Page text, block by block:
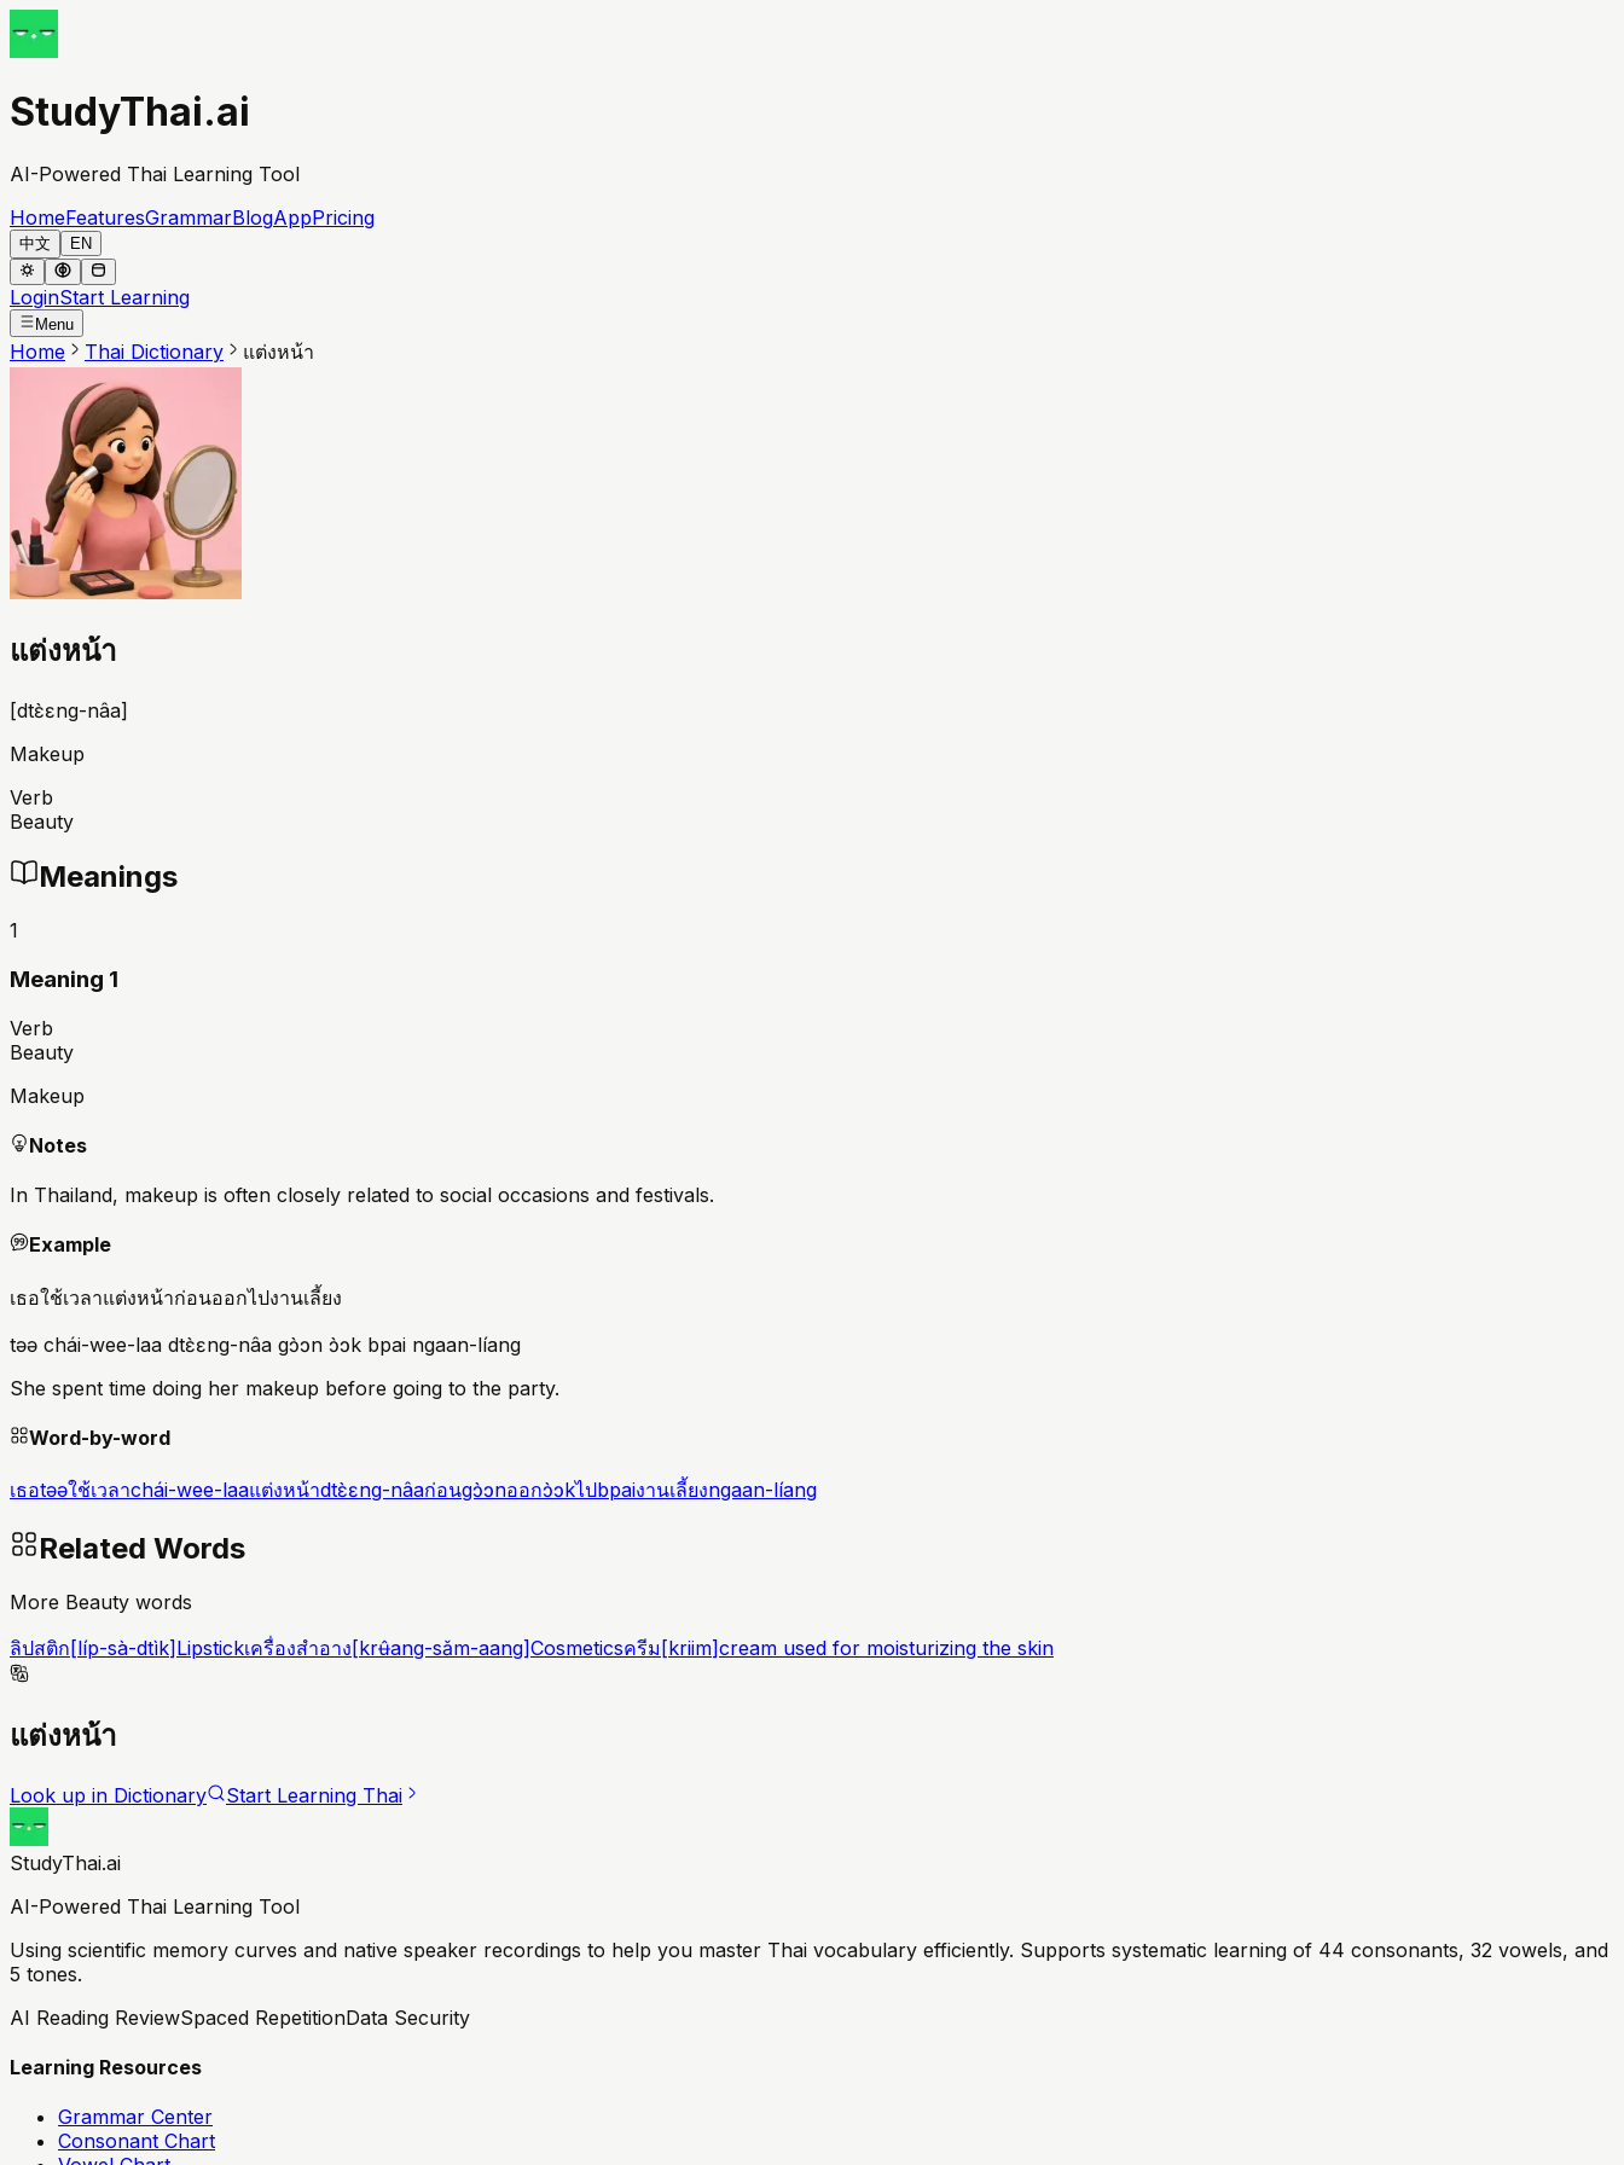
StudyThai.ai
AI-Powered Thai Learning Tool
HomeFeaturesGrammarBlogAppPricing
中文 EN
LoginStart Learning
Menu
Home Thai Dictionary แต่งหน้า
แต่งหน้า
[dtɛ̀ɛng-nâa]
Makeup
Verb
Beauty
Meanings
1
Meaning 1
Verb
Beauty
Makeup
Notes
In Thailand, makeup is often closely related to social occasions and festivals.
Example
เธอใช้เวลาแต่งหน้าก่อนออกไปงานเลี้ยง
təə chái-wee-laa dtɛ̀ɛng-nâa gɔ̀ɔn ɔ̀ɔk bpai ngaan-líang
She spent time doing her makeup before going to the party.
Word-by-word
เธอtəəใช้เวลาchái-wee-laaแต่งหน้าdtɛ̀ɛng-nâaก่อนgɔ̀ɔnออกɔ̀ɔkไปbpaiงานเลี้ยงngaan-líang
Related Words
More Beauty words
ลิปสติก [líp-sà-dtìk] Lipstickเครื่องสำอาง [krʉ̂ang-sǎm-aang]Cosmeticsครีม [kriim]cream used for moisturizing the skin
แต่งหน้า
Look up in Dictionary Start Learning Thai
StudyThai.ai
AI-Powered Thai Learning Tool
Using scientific memory curves and native speaker recordings to help you master Thai vocabulary efficiently. Supports systematic learning of 44 consonants, 32 vowels, and
5 tones.
AI Reading ReviewSpaced RepetitionData Security
Learning Resources
Grammar Center
Consonant Chart